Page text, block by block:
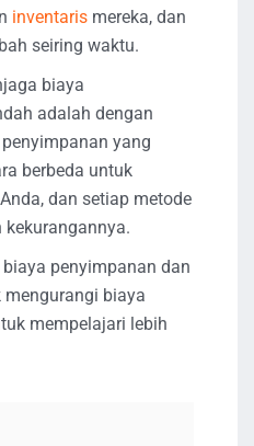
inventaris mereka, dan
seiring waktu.
biaya
adalah dengan
yang
berbeda untuk
dan setiap metode
penyimpanan dan
biaya
mempelajari lebih